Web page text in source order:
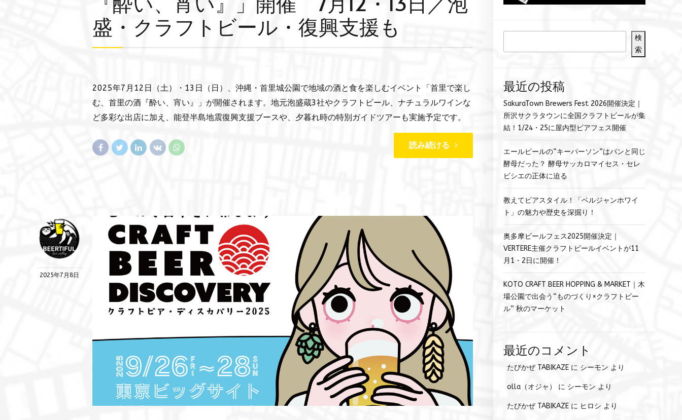
盛・クラフトビール・復興支援も
2025年7月12日（土）・13日（日）、沖縄・首里城公園で地域の酒と食を楽しむイベント「首里で楽し
む、首里の酒『酔い、宵い』」が開催されます。地元泡盛蔵3社やクラフトビール、ナチュラルワインな
ど多彩な出店に加え、能登半島地震復興支援ブースや、夕暮れ時の特別ガイドツアーも実施予定です。
読み続ける
2025年7月8日
検
索
最近の投稿
SakuraTown Brewers Fest 2026開催決定｜
所沢サクラタウンに全国クラフトビールが集
結！1/24・25に屋内型ビアフェス開催
エールビールの“キーパーソン”はパンと同じ
酵母だった？ 酵母サッカロマイセス・セレ
ビシエの正体に迫る
教えてビアスタイル！「ベルジャンホワイ
ト」の魅力や歴史を深掘り！
奥多摩ビールフェス2025開催決定｜
VERTERE主催クラフトビールイベントが11
月1・2日に開催！
KOTO CRAFT BEER HOPPING & MARKET｜木
場公園で出会う“ものづくり×クラフトビー
ル” 秋のマーケット
最近のコメント
たびかぜ TABIKAZE に シーモン より
olla（オジャ） に シーモン より
たびかぜ TABIKAZE に ヒロシ より